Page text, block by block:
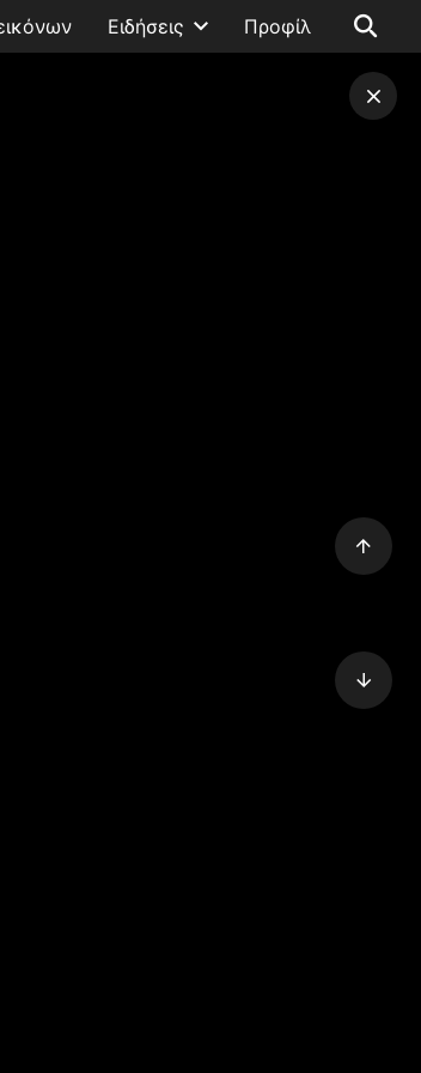
Ειδήσεις Προφίλ